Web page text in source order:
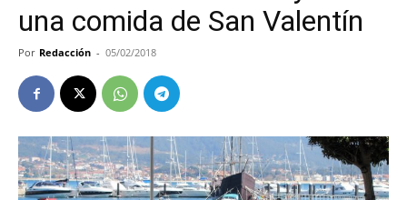
una comida de San Valentín
Por Redacción - 05/02/2018